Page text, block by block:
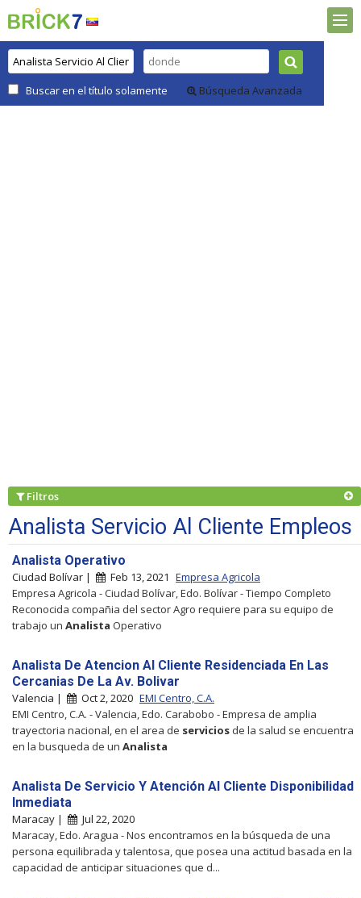
Buscar en el título solamente Búsqueda Avanzada
Filtros
Analista Servicio Al Cliente Empleos
Analista Operativo
Ciudad Bolívar | Feb 13, 2021 Empresa Agricola
Empresa Agricola - Ciudad Bolívar, Edo. Bolívar - Tiempo Completo
Reconocida compañia del sector Agro requiere para su equipo de
trabajo un Analista Operativo
Analista De Atencion Al Cliente Residenciada En Las
Cercanias De La Av. Bolivar
Valencia | Oct 2, 2020 EMI Centro, C.A.
EMI Centro, C.A. - Valencia, Edo. Carabobo - Empresa de amplia
trayectoria nacional, en el area de servicios de la salud se encuentra
en la busqueda de un Analista
Analista De Servicio Y Atención Al Cliente Disponibilidad
Inmediata
Maracay |
Jul 22, 2020
Maracay, Edo. Aragua - Nos encontramos en la búsqueda de una
persona equilibrada y talentosa, que posea una actitud basada en la
capacidad de anticipar situaciones que d...